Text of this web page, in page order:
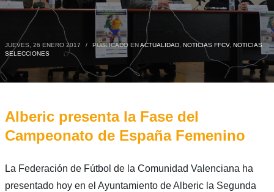
JUEVES, 26 ENERO 2017 / PUBLICADO ENACTUALIDAD, NOTICIAS FFCV, NOTICIAS
SELECCIONES
Alberic presenta la Fase del
Campeonato de España Femenino
La Federación de Fútbol de la Comunidad Valenciana ha
presentado hoy en el Ayuntamiento de Alberic la Segunda